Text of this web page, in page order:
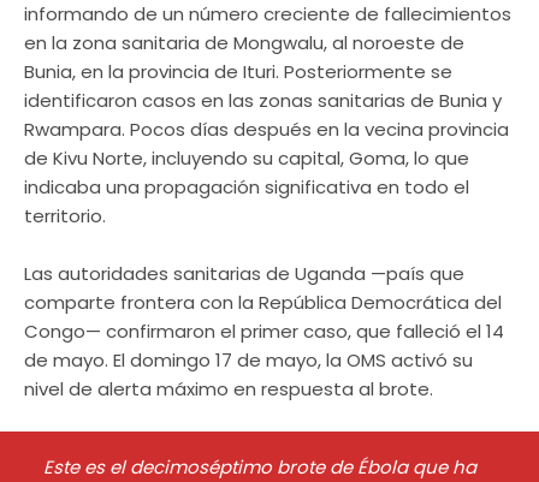
informando de un número creciente de fallecimientos
en la zona sanitaria de Mongwalu, al noroeste de
Bunia, en la provincia de Ituri. Posteriormente se
identificaron casos en las zonas sanitarias de Bunia y
Rwampara. Pocos días después en la vecina provincia
de Kivu Norte, incluyendo su capital, Goma, lo que
indicaba una propagación significativa en todo el
territorio.
Las autoridades sanitarias de Uganda —país que
comparte frontera con la República Democrática del
Congo— confirmaron el primer caso, que falleció el 14
de mayo. El domingo 17 de mayo, la OMS activó su
nivel de alerta máximo en respuesta al brote.
Este es el decimoséptimo brote de Ébola que ha